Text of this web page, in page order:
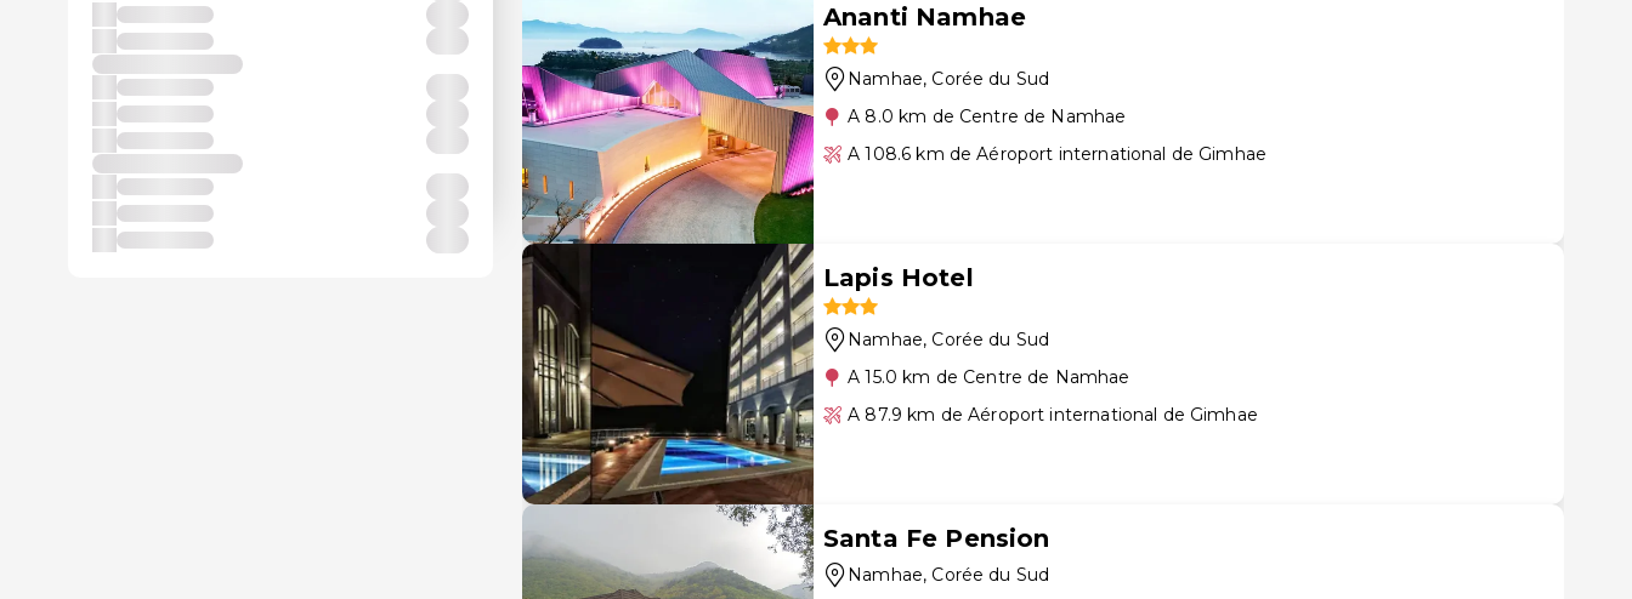
Ananti Namhae
Namhae, Corée du Sud
A 8.0 km de Centre de Namhae
A 108.6 km de Aéroport international de Gimhae
Lapis Hotel
Namhae, Corée du Sud
A 15.0 km de Centre de Namhae
A 87.9 km de Aéroport international de Gimhae
Santa Fe Pension
Namhae, Corée du Sud